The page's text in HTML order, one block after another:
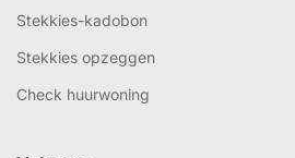
Stekkies-kadobon
Stekkies opzeggen
Check huurwoning